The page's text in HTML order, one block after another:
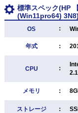
標準スペック(HP
(Win11pro64) 3N8)
OS ：
年式 ：
CPU ：
メモリ ：
ストレージ ：